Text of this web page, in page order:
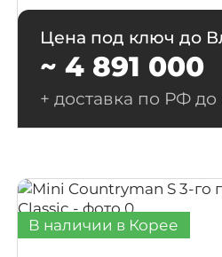
Цена под ключ до
~ 4 891 000
+ доставка по РФ
В наличии в Корее